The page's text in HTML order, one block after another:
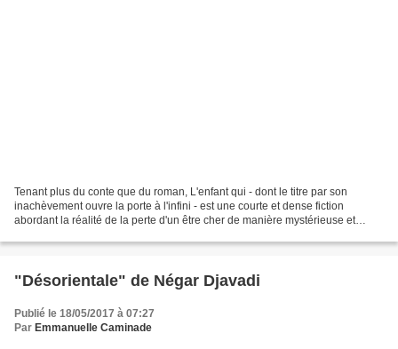
Tenant plus du conte que du roman, L'enfant qui - dont le titre par son
inachèvement ouvre la porte à l'infini - est une courte et dense fiction
abordant la réalité de la perte d'un être cher de manière mystérieuse et
"Désorientale" de Négar Djavadi
Publié le 18/05/2017 à 07:27
Par Emmanuelle Caminade